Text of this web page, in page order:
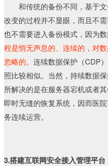
和传统的备份不同，基于文
改变的过程并不显眼，而且不
也不需要进入备份模式，因为数
程是悄无声息的、连续的，对
忽略的。 连续数据保护（CDP
照比较相似。当然，持续数据
所解决的是在服务器宕机或者
即时无缝的恢复系统，因而医
务连续运营。
3.搭建互联网安全接入管理平台